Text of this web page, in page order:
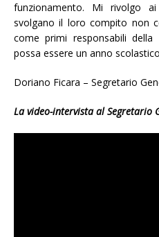
funzionamento. Mi rivolgo
svolgano il loro compito non
come primi responsabili della
possa essere un anno
Doriano Ficara – Segretario
La video-intervista al Segretario